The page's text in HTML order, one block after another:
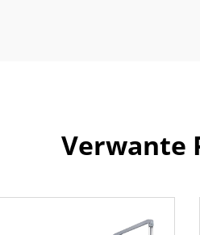
Verwante